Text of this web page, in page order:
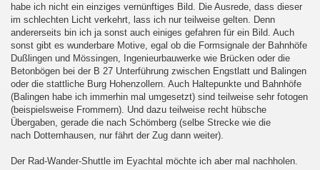
habe ich nicht ein einziges vernünftiges Bild. Die Ausrede, dass dieser
im schlechten Licht verkehrt, lass ich nur teilweise gelten. Denn
andererseits bin ich ja sonst auch einiges gefahren für ein Bild. Auch
sonst gibt es wunderbare Motive, egal ob die Formsignale der Bahnhöfe
Dußlingen und Mössingen, Ingenieurbauwerke wie Brücken oder die
Betonbögen bei der B 27 Unterführung zwischen Engstlatt und Balingen
oder die stattliche Burg Hohenzollern. Auch Haltepunkte und Bahnhöfe
(Balingen habe ich immerhin mal umgesetzt) sind teilweise sehr fotogen
(beispielsweise Frommern). Und dazu teilweise recht hübsche
Übergaben, gerade die nach Schömberg (selbe Strecke wie die
nach Dotternhausen, nur fährt der Zug dann weiter).
Der Rad-Wander-Shuttle im Eyachtal möchte ich aber mal nachholen.
:-D